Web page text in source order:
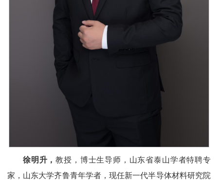
徐明升，教授，博士生导师，山东省泰山学者特聘专
家，山东大学齐鲁青年学者，现任新一代半导体材料研究院